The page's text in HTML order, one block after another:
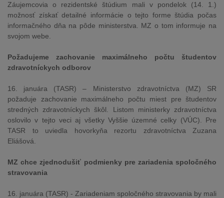
Záujemcovia o rezidentské štúdium mali v pondelok (14. 1.)
možnosť získať detailné informácie o tejto forme štúdia počas
informačného dňa na pôde ministerstva. MZ o tom informuje na
svojom webe.
Požadujeme zachovanie maximálneho počtu študentov
zdravotníckych odborov
16. januára (TASR) – Ministerstvo zdravotníctva (MZ) SR
požaduje zachovanie maximálneho počtu miest pre študentov
stredných zdravotníckych škôl. Listom ministerky zdravotníctva
oslovilo v tejto veci aj všetky Vyššie územné celky (VÚC). Pre
TASR to uviedla hovorkyňa rezortu zdravotníctva Zuzana
Eliášová.
MZ chce zjednodušiť podmienky pre zariadenia spoločného
stravovania
16. januára (TASR) - Zariadeniam spoločného stravovania by mali